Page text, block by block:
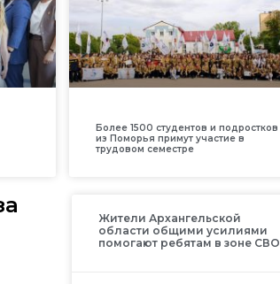
Более 1500 студентов и подростков
из Поморья примут участие в
трудовом семестре
Жители Архангельской
области общими усилиями
помогают ребятам в зоне СВО